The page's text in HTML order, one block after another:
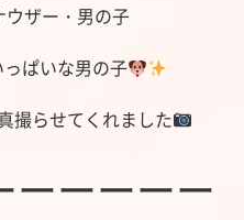
ウザー・男の子
ぱいな男の子
撮らせてくれました
ーーーーー